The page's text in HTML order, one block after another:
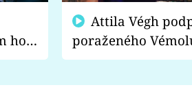
ho
poraženého
chce raději zápasit